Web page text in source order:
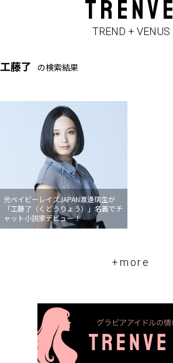
TRENVE
TREND + VENUS
工藤了 の検索結果
元ベイビーレイズJAPAN渡邊璃生が
「工藤了（くどうりょう）」名義でチ
ャット小説家デビュー！
+more